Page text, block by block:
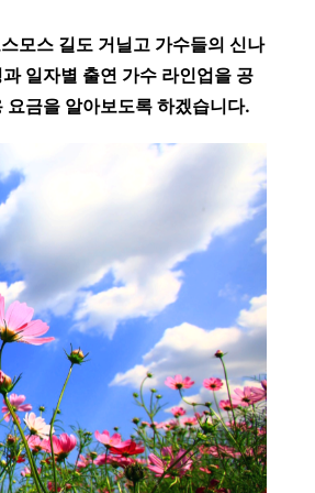
모스 길도 거닐고 가수들의 신나
일자별 출연 가수 라인업을 공
금을 알아보도록 하겠습니다.